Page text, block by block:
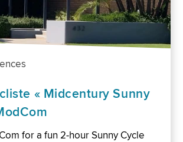
« Midcentury Sunny
for a fun 2-hour Sunny Cycle